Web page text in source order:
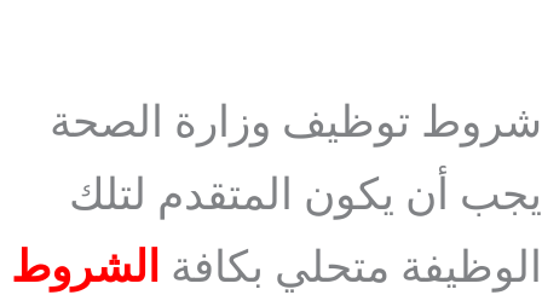
شروط توظيف وزارة الصحة
يجب أن يكون المتقدم لتلك
الوظيفة متحلي بكافة الشروط